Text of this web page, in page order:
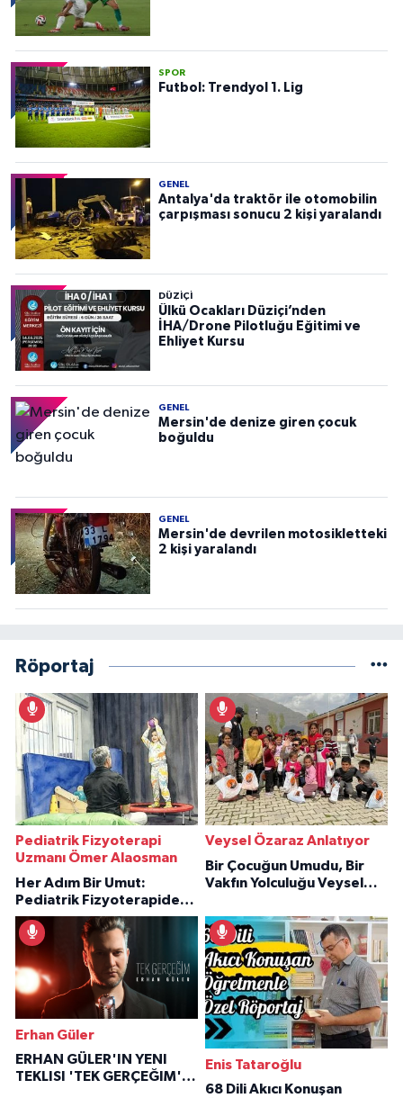
SPOR
Futbol: Trendyol 1. Lig
GENEL
Antalya'da traktör ile otomobilin
çarpışması sonucu 2 kişi yaralandı
DÜZIÇI
Ülkü Ocakları Düziçi’nden
İHA/Drone Pilotluğu Eğitimi ve
Ehliyet Kursu
GENEL
Mersin'de denize giren çocuk
boğuldu
GENEL
Mersin'de devrilen motosikletteki
2 kişi yaralandı
Röportaj
Pediatrik Fizyoterapi
Uzmanı Ömer Alaosman
Her Adım Bir Umut:
Pediatrik Fizyoterapiden
İlham Veren Hikâyeler
Veysel Özaraz Anlatıyor
Bir Çocuğun Umudu, Bir
Vakfın Yolculuğu Veysel
Erhan Güler
ERHAN GÜLER'IN YENI
TEKLISI 'TEK GERÇEĞIM'LE
Enis Tataroğlu
68 Dili Akıcı Konuşan